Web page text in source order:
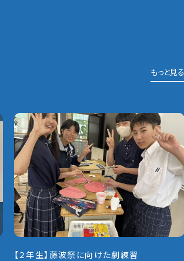
もっと見る
【２年生】藤波祭に向けた劇練習